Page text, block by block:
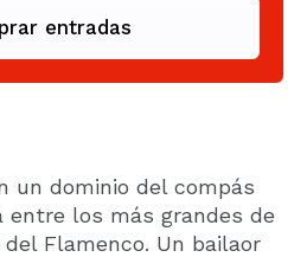
entradas
un dominio del compás
entre los más grandes de
Flamenco. Un bailaor